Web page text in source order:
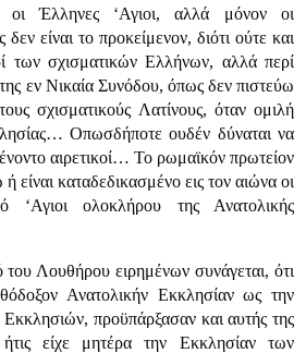
οι Έλληνες ‘Αγιοι, αλλά μόνον οι
δεν είναι το προκείμενον, διότι ούτε και
των σχισματικών Ελλήνων, αλλά περί
εν Νικαία Συνόδου, όπως δεν πιστεύω
σχισματικούς Λατίνους, όταν ομιλή
Οπωσδήποτε ουδέν δύναται να
αιρετικοί… Το ρωμαϊκόν πρωτείον
είναι καταδεδικασμένο εις τον αιώνα οι
‘Αγιοι ολοκλήρου της Ανατολικής
Λουθήρου ειρημένων συνάγεται, ότι
Ανατολικήν Εκκλησίαν ως την
προϋπάρξασαν και αυτής της
είχε μητέρα την Εκκλησίαν των